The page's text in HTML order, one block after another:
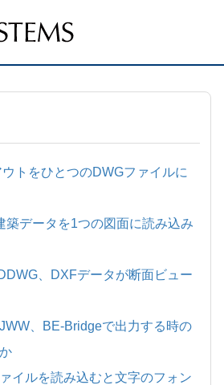
トをひとつのDWGファイルに
築データを1つの図面に読み込み
、DXFデータが断面ビュー
、BE-Bridgeで出力する時の
イルを読み込むと文字のフォン